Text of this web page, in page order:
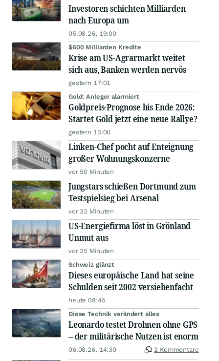
Investoren schichten Milliarden
nach Europa um
05.08.26, 19:00
$600 Milliarden Kredite
Krise am US-Agrarmarkt weitet
sich aus, Banken werden nervös
gestern 17:01
Gold: Anleger alarmiert
Goldpreis-Prognose bis Ende 2026:
Startet Gold jetzt eine neue Rallye?
gestern 13:00
Linken-Chef pocht auf Enteignung
großer Wohnungskonzerne
vor 50 Minuten
Jungstars schießen Dortmund zum
Testspielsieg bei Arsenal
vor 32 Minuten
US-Energiefirma löst in Grönland
Unmut aus
vor 25 Minuten
Schweiz glänzt
Dieses europäische Land hat seine
Schulden seit 2002 versiebenfacht
heute 08:45
Diese Technik verändert alles
Leonardo testet Drohnen ohne GPS
– der militärische Nutzen ist enorm
06.08.26, 14:30 2 Kommentare